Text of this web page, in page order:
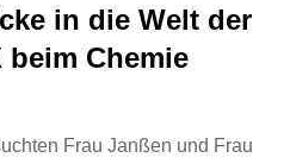
in die Welt der
beim Chemie
Frau Janßen und Frau